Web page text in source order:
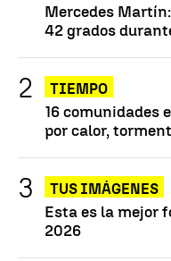
Mercedes
42 grados
TIEMPO
16 comunidades
por calor,
TUS IMÁGENES
Esta es la mejor
2026